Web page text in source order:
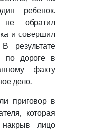
ребенок.
не обратил
и совершил
результате
по дороге в
факту
дело.
приговор в
которая
лицо